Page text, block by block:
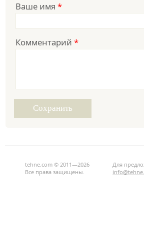
Ваше имя *
Комментарий *
tehne.com © 2011—2026
Все права защищены.
Для